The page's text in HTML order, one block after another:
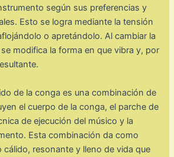
según sus preferencias y
Esto se logra mediante la tensión
o apretándolo. Al cambiar la
modifica la forma en que vibra y, por
de la conga es una combinación de
el cuerpo de la conga, el parche de
de ejecución del músico y la
Esta combinación da como
cálido, resonante y lleno de vida que